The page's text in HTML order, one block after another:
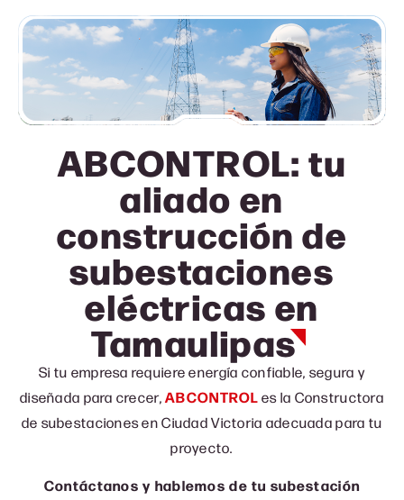
ABCONTROL: tu
aliado en
construcción de
subestaciones
eléctricasen
Tamaulipas
Si tu empresa requiere energía confiable, segura y
diseñada para crecer,ABCONTROLes la Constructora
de subestaciones enCiudad Victoria adecuada para tu
proyecto.
Contáctanos y hablemos de tu subestación